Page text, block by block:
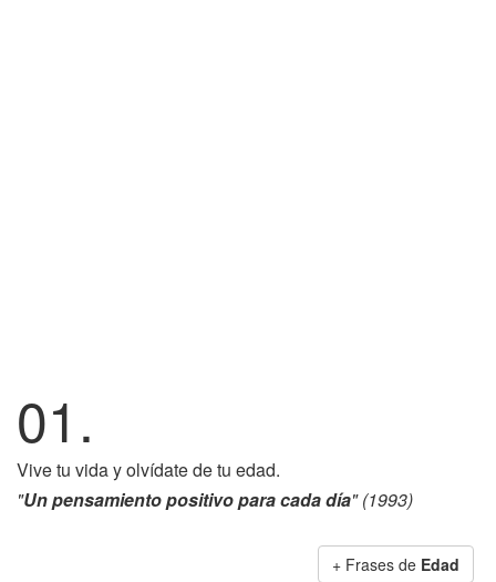
01.
Vive tu vida y olvídate de tu edad.
"Un pensamiento positivo para cada día" (1993)
+ Frases de Edad